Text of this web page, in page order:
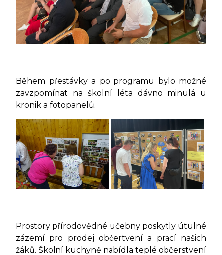
Během přestávky a po programu bylo možné
zavzpomínat na školní léta dávno minulá u
kronik a fotopanelů.
Prostory přírodovědné učebny poskytly útulné
zázemí pro prodej občertvení a prací našich
žáků. Školní kuchyně nabídla teplé občerstvení